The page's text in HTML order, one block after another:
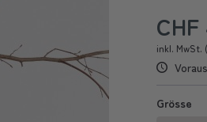
CHF
inkl. MwSt.
Grösse